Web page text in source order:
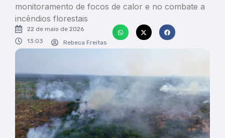
monitoramento de focos de calor e no combate a
incêndios florestais
22 de maio de 2026
13:03
Rebeca Freitas